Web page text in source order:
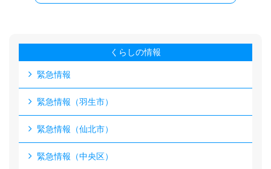
くらしの情報
緊急情報
緊急情報（羽生市）
緊急情報（仙北市）
緊急情報（中央区）